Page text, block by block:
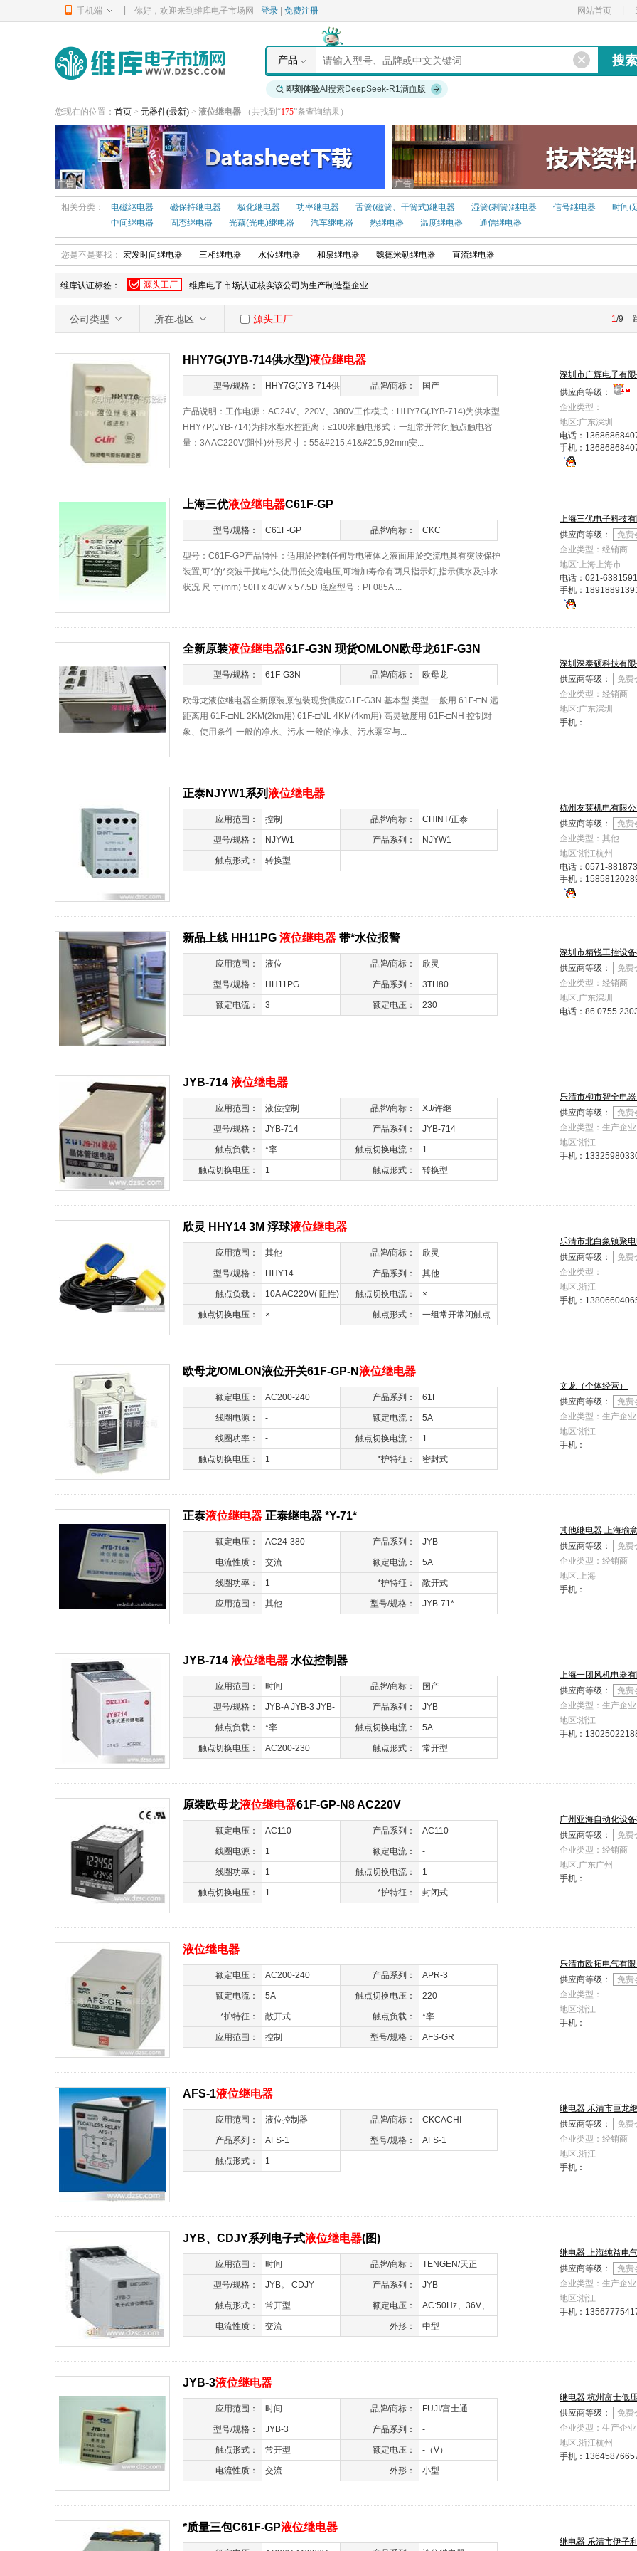
手机端 你好，欢迎来到维库电子市场网 登录 免费注册 网站首页
产品
即刻体验AI搜索DeepSeek-R1满血版
您现在的位置： 首页 > 元器件(最新) > 液位继电器 （共找到“175”条查询结果）
广告 广告
相关分类： 电磁继电器 磁保持继电器 极化继电器 功率继电器 舌簧(磁簧、干簧式)继电器 湿簧(剩簧)继电器 信号继电器
时间(
中间继电器
固态继电器 光藕(光电)继电器 汽车继电器 热继电器 温度继电器 通信继电器
您是不是要找： 宏发时间继电器 三相继电器 水位继电器 和泉继电器 魏德米勒继电器 直流继电器
维库认证标签： 源头工厂 维库电子市场认证核实该公司为生产制造型企业
公司类型 所在地区 源头工厂 1/9
HHY7G(JYB-714供水型)液位继电器
型号/规格：
HHY7G(JYB-714供
水型)
品牌/商标： 国产
产品说明：工作电源：AC24V、220V、380V工作模式：HHY7G(JYB-714)为供水型
HHY7P(JYB-714)为排水型水控距离：≤100米触电形式：一组常开常闭触点触电容
量：3A AC220V(阻性)外形尺寸：55&#215;41&#215;92mm安...
深圳市广辉电子有限
供应商等级：
企业类型：
地区:广东深圳
电话：
手机：
上海三优液位继电器C61F-GP
型号/规格： C61F-GP 品牌/商标： CKC
型号：C61F-GP产品特性：适用於控制任何导电液体之液面用於交流电具有突波保护
装置,可*的*突波干扰电*头使用低交流电压,可增加寿命有两只指示灯,指示供水及排水
状况 尺 寸(mm) 50H x 40W x 57.5D 底座型号：PF085A ...
上海三优电子科技有
供应商等级：
免费
企业类型：经销商
地区:上海上海市
电话： 021-
手机：
全新原装液位继电器61F-G3N 现货OMLON欧母龙61F-G3N
型号/规格： 61F-G3N 品牌/商标： 欧母龙
欧母龙液位继电器全新原装原包装现货供应G1F-G3N 基本型 类型 一般用 61F-□N 远
距离用 61F-□NL 2KM(2km用) 61F-□NL 4KM(4km用) 高灵敏度用 61F-□NH 控制对
象、使用条件 一般的净水、污水 一般的净水、污水泵室与...
深圳深泰硕科技有限
供应商等级：
免费
企业类型：经销商
地区:广东深圳
手机：
正泰NJYW1系列液位继电器
应用范围： 控制 品牌/商标： CHINT/正泰
型号/规格： NJYW1 产品系列： NJYW1
触点形式： 转换型
杭州友莱机电有限公
供应商等级：
免费
企业类型：其他
地区:浙江杭州
电话： 0571-
手机：
新品上线 HH11PG 液位继电器 带*水位报警
应用范围： 液位 品牌/商标： 欣灵
型号/规格： HH11PG 产品系列： 3TH80
额定电流： 3 额定电压： 230
深圳市精锐工控设备
供应商等级：
免费
企业类型：经销商
地区:广东深圳
电话： 86 0755
JYB-714 液位继电器
应用范围： 液位控制 品牌/商标： XJ/许继
型号/规格： JYB-714 产品系列： JYB-714
触点负载： *率 触点切换电流： 1
触点切换电压： 1 触点形式： 转换型
乐清市柳市智全电
供应商等级：
免费
企业类型：生产企业
地区:浙江
手机：
欣灵 HHY14 3M 浮球液位继电器
应用范围： 其他 品牌/商标： 欣灵
型号/规格： HHY14 产品系列： 其他
触点负载： 10A AC220V( 阻性) 触点切换电流： ×
触点切换电压： × 触点形式： 一组常开常闭触点
乐清市北白象镇聚
供应商等级：
免费
企业类型：
地区:浙江
手机：
欧母龙/OMLON液位开关61F-GP-N液位继电器
额定电压： AC200-240 产品系列： 61F
线圈电源： - 额定电流： 5A
线圈功率： - 触点切换电流： 1
触点切换电压： 1 *护特征： 密封式
文龙（个体经营）
供应商等级：
免费
企业类型：生产企业
地区:浙江
手机：
正泰液位继电器 正泰继电器 *Y-71*
额定电压： AC24-380 产品系列： JYB
电流性质： 交流 额定电流： 5A
线圈功率： 1 *护特征： 敞开式
应用范围： 其他 型号/规格： JYB-71*
其他继电器 上海瑜
供应商等级：
免费
企业类型：经销商
地区:上海
手机：
JYB-714 液位继电器 水位控制器
应用范围： 时间 品牌/商标： 国产
型号/规格：
JYB-A JYB-3 JYB-
714 JYB-714A液位
继电器
产品系列： JYB
触点负载： *率 触点切换电流： 5A
触点切换电压： AC200-230 触点形式： 常开型
上海一团风机电器有
供应商等级：
免费
企业类型：生产企业
地区:浙江
手机：
原装欧母龙液位继电器61F-GP-N8 AC220V
额定电压： AC110 产品系列： AC110
线圈电源： 1 额定电流： -
线圈功率： 1 触点切换电流： 1
触点切换电压： 1 *护特征： 封闭式
广州亚海自动化设
供应商等级：
免费
企业类型：经销商
地区:广东广州
手机：
液位继电器
额定电压： AC200-240 产品系列： APR-3
额定电流： 5A 触点切换电压： 220
*护特征： 敞开式 触点负载： *率
应用范围： 控制 型号/规格： AFS-GR
乐清市欧拓电气有限
供应商等级：
免费
企业类型：
地区:浙江
手机：
AFS-1液位继电器
应用范围： 液位控制器 品牌/商标： CKCACHI
产品系列： AFS-1 型号/规格： AFS-1
触点形式： 1
继电器 乐清市巨龙
供应商等级：
免费
企业类型：经销商
地区:浙江
手机：
JYB、CDJY系列电子式液位继电器(图)
应用范围： 时间 品牌/商标： TENGEN/天正
型号/规格： JYB。 CDJY 产品系列： JYB
触点形式： 常开型 额定电压：
AC:50Hz、36V、
110V、127V、
电流性质： 交流 外形： 中型
继电器 上海纯益电
供应商等级：
免费
企业类型：生产企业
地区:浙江
手机：
JYB-3液位继电器
应用范围： 时间 品牌/商标： FUJI/富士通
型号/规格： JYB-3 产品系列： -
触点形式： 常开型 额定电压： -（V）
电流性质： 交流 外形： 小型
继电器 杭州富士低
供应商等级：
免费
企业类型：生产企业
地区:浙江杭州
手机：
*质量三包C61F-GP液位继电器
继电器 乐清市伊子